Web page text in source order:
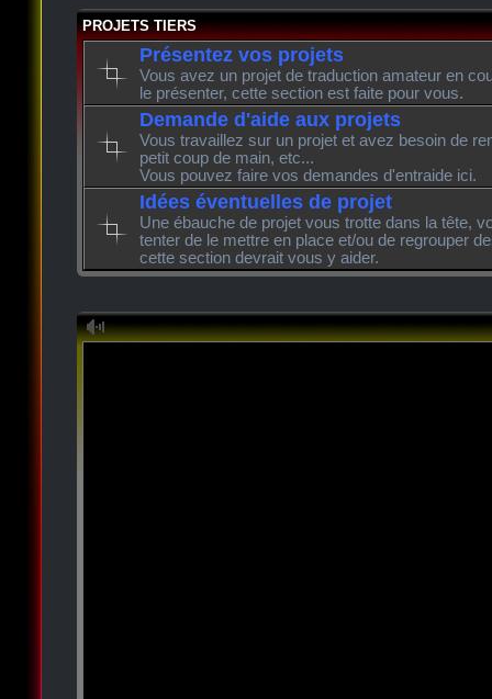
PROJETS TIERS
Présentez vos projets
Vous avez un projet de traduction amateur en
le présenter, cette section est faite pour vous.
Demande d'aide aux projets
Vous travaillez sur un projet et avez besoin de
petit coup de main, etc...
Vous pouvez faire vos demandes d'entraide ici.
Idées éventuelles de projet
Une ébauche de projet vous trotte dans la tête,
tenter de le mettre en place et/ou de regrouper
cette section devrait vous y aider.